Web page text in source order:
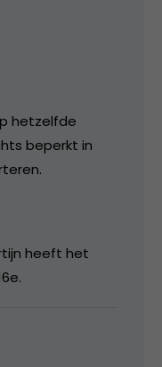
hetzelfde
beperkt in
heeft het